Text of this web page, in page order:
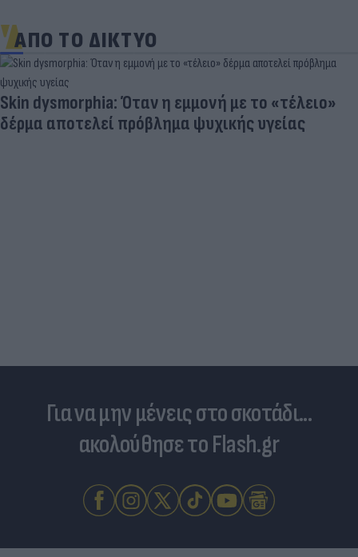
ΑΠΟ ΤΟ ΔΙΚΤΥΟ
Skin dysmorphia: Όταν η εμμονή με το «τέλειο»
δέρμα αποτελεί πρόβλημα ψυχικής υγείας
Για να μην μένεις στο σκοτάδι...
ακολούθησε το Flash.gr